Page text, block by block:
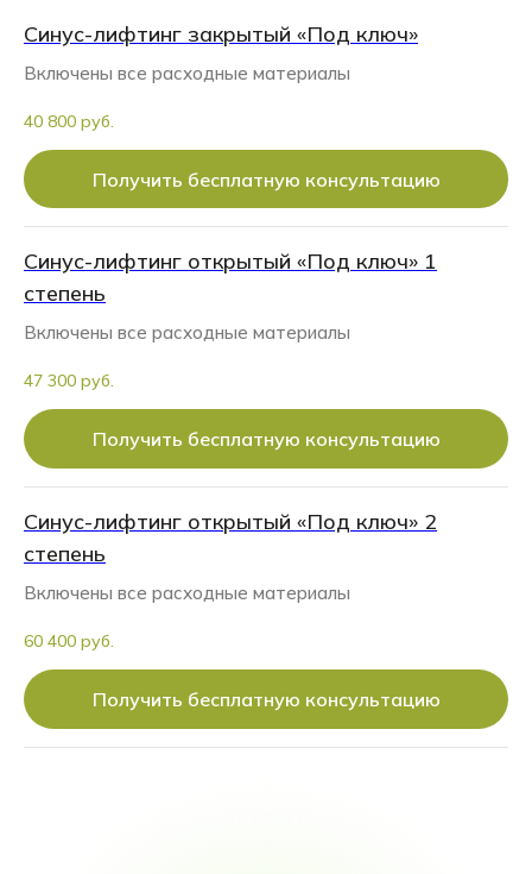
Синус-лифтинг закрытый «Под ключ»
Включены все расходные материалы
40 800 руб.
Получить бесплатную консультацию
Синус-лифтинг открытый «Под ключ» 1
степень
Включены все расходные материалы
47 300 руб.
Получить бесплатную консультацию
Синус-лифтинг открытый «Под ключ» 2
степень
Включены все расходные материалы
60 400 руб.
Получить бесплатную консультацию